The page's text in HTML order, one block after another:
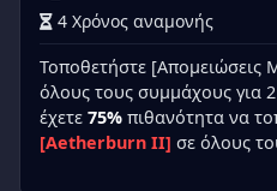
4 Χρόνος αναμονής
Τοποθετήστε [Απομειώσεις
όλους τους συμμάχους για
έχετε 75% πιθανότητα να
[Aetherburn II] σε όλους